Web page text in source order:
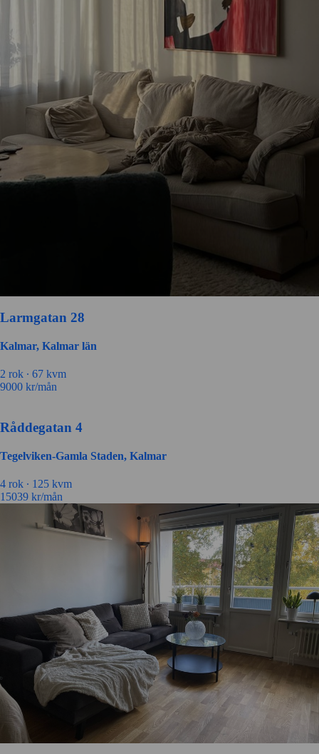
Larmgatan 28
Kalmar, Kalmar län
2 rok ∙ 67 kvm
9000 kr/mån
Råddegatan 4
Tegelviken-Gamla Staden, Kalmar
4 rok ∙ 125 kvm
15039 kr/mån